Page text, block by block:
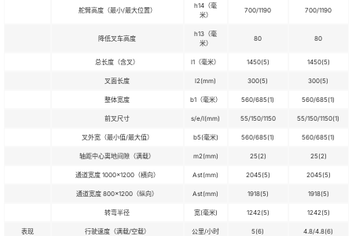
舵臂高度（最小/最大位置）
h14（毫
米）
700/1190 700/1190
降低叉车高度
h13（毫
米）
80 80
总长度（含叉） l1（毫米） 1450(5) 1450(5)
叉面长度 l2(mm) 300(5) 300(5)
整体宽度 b1（毫米） 560/685(1) 560/685(1)
前叉尺寸 s/e/l(mm) 55/150/1150 55/150/1150(1)
叉外宽（最小值/最大值） b5(毫米) 560/685(1) 560/685(1)
轴距中心离地间隙（满载） m2(mm) 25(2) 25(2)
通道宽度 1000×1200（横向） Ast(mm) 2045(5) 2045(5)
通道宽度 800×1200（纵向） Ast(mm) 1918(5) 1918(5)
转弯半径 宽(毫米) 1242(5) 1242(5)
表现 行驶速度（满载/空载） 公里/小时 5(6) 4.8/4.8(6)